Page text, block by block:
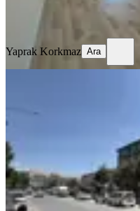
Yaprak Korkmaz Ara
Remax
Eşyalı
Merkez,
70 m²
22.000 ₺